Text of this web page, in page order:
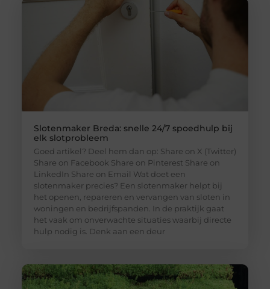
Slotenmaker Breda: snelle 24/7 spoedhulp bij
elk slotprobleem
Goed artikel? Deel hem dan op: Share on X (Twitter)
Share on Facebook Share on Pinterest Share on
LinkedIn Share on Email Wat doet een
slotenmaker precies? Een slotenmaker helpt bij
het openen, repareren en vervangen van sloten in
woningen en bedrijfspanden. In de praktijk gaat
het vaak om onverwachte situaties waarbij directe
hulp nodig is. Denk aan een deur